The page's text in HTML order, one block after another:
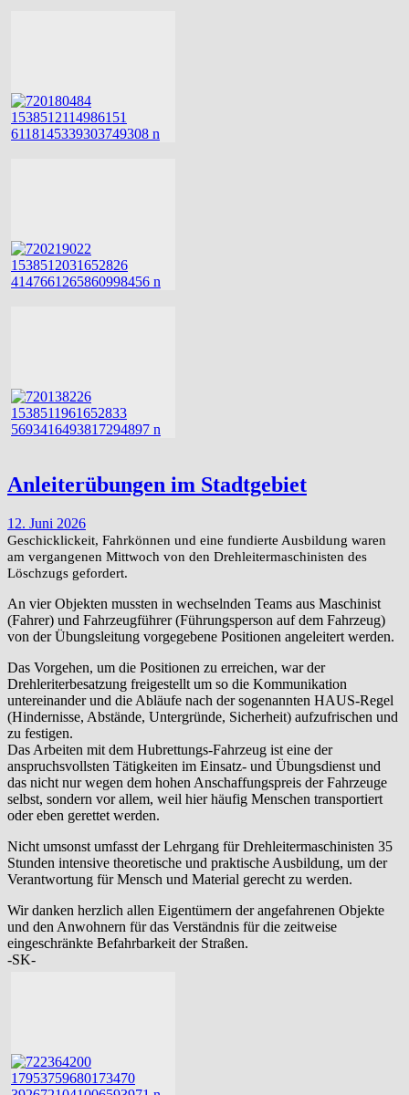
Anleiterübungen im Stadtgebiet
12. Juni 2026
Geschicklickeit, Fahrkönnen und eine fundierte Ausbildung waren
am vergangenen Mittwoch von den Drehleitermaschinisten des
Löschzugs gefordert.
An vier Objekten mussten in wechselnden Teams aus Maschinist
(Fahrer) und Fahrzeugführer (Führungsperson auf dem Fahrzeug)
von der Übungsleitung vorgegebene Positionen angeleitert werden.
Das Vorgehen, um die Positionen zu erreichen, war der
Drehleriterbesatzung freigestellt um so die Kommunikation
untereinander und die Abläufe nach der sogenannten HAUS-Regel
(Hindernisse, Abstände, Untergründe, Sicherheit) aufzufrischen und
zu festigen.
Das Arbeiten mit dem Hubrettungs-Fahrzeug ist eine der
anspruchsvollsten Tätigkeiten im Einsatz- und Übungsdienst und
das nicht nur wegen dem hohen Anschaffungspreis der Fahrzeuge
selbst, sondern vor allem, weil hier häufig Menschen transportiert
oder eben gerettet werden.
Nicht umsonst umfasst der Lehrgang für Drehleitermaschinisten 35
Stunden intensive theoretische und praktische Ausbildung, um der
Verantwortung für Mensch und Material gerecht zu werden.
Wir danken herzlich allen Eigentümern der angefahrenen Objekte
und den Anwohnern für das Verständnis für die zeitweise
eingeschränkte Befahrbarkeit der Straßen.
-SK-